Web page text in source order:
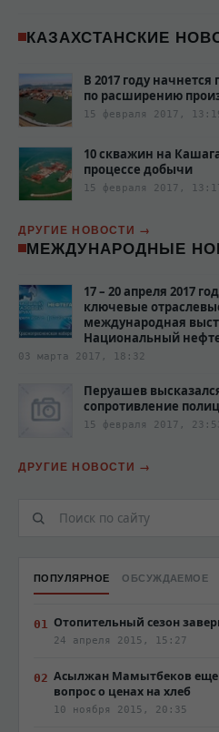
КАЗАХСТАНСКИЕ
В 2017 году
по расширению
15 февраля 2017,
10 скважин на
процессе добычи
15 февраля 2017,
ДРУГИЕ НОВОСТИ
МЕЖДУНАРОДНЫЕ
17 – 20 апреля 2017
ключевые
международная
Национальный
03 марта 2017, 18:32
Перуашев
сопротивление
15 февраля 2017,
ДРУГИЕ НОВОСТИ
ПОПУЛЯРНОЕ ОБСУЖДАЕМОЕ
Отопительный сезон
24 апреля 2015, 15:27
Асылжан Мамытбеков еще
вопрос о ценах на хлеб
10 ноября 2015, 20:35